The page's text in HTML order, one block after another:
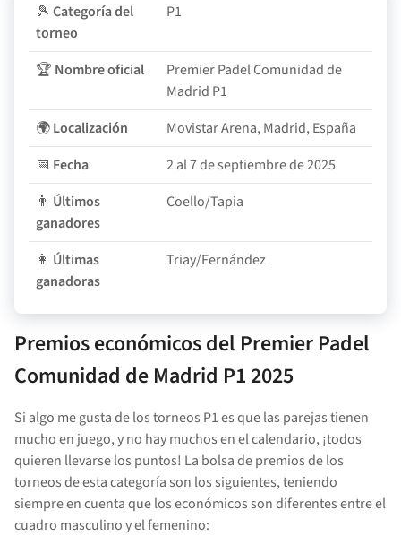
🎾 Categoría del
torneo
P1
🏆 Nombre oficial
Premier Padel Comunidad de
Madrid P1
🌍Localización
Movistar Arena, Madrid, España
📅 Fecha
2 al 7 de septiembre de 2025
👨 Últimos
ganadores
Coello/Tapia
👩 Últimas
ganadoras
Triay/Fernández
Premios económicos del Premier Padel
Comunidad de Madrid P1 2025
Si algo me gusta de los torneos P1 es que las parejas tienen
mucho en juego, y no hay muchos en el calendario, ¡todos
quieren llevarse los puntos! La bolsa de premios de los
torneos de esta categoría son los siguientes, teniendo
siempre en cuenta que los económicos son diferentes entre el
cuadro masculino y el femenino: